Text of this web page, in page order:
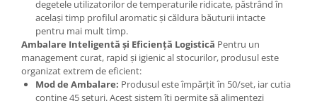
degetele utilizatorilor de temperaturile ridicate, păstrând în
același timp profilul aromatic și căldura băuturii intacte
pentru mai mult timp.
Ambalare Inteligentă și Eficiență Logistică Pentru un
management curat, rapid și igienic al stocurilor, produsul este
organizat extrem de eficient:
Mod de Ambalare: Produsul este împărțit în 50/set, iar cutia
conține 45 seturi. Acest sistem îți permite să alimentezi